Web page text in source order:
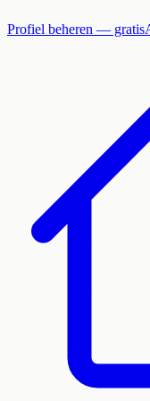
Profiel beheren — gratis